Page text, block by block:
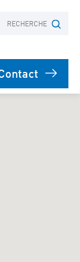
RECHERCHE